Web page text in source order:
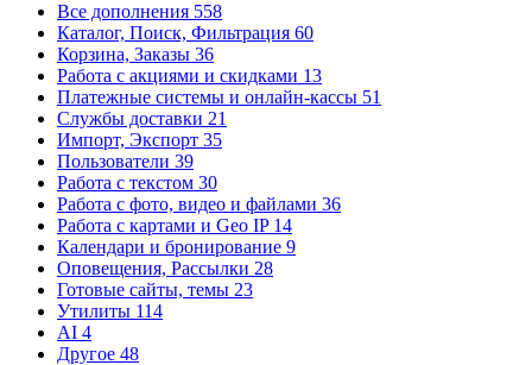
Все дополнения 558
Каталог, Поиск, Фильтрация 60
Корзина, Заказы 36
Работа с акциями и скидками 13
Платежные системы и онлайн-кассы 51
Службы доставки 21
Импорт, Экспорт 35
Пользователи 39
Работа с текстом 30
Работа с фото, видео и файлами 36
Работа с картами и Geo IP 14
Календари и бронирование 9
Оповещения, Рассылки 28
Готовые сайты, темы 23
Утилиты 114
AI 4
Другое 48